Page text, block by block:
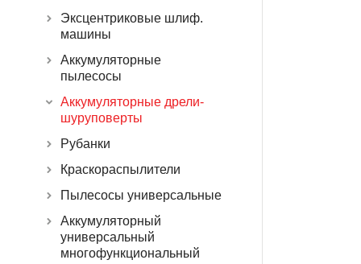
Эксцентриковые шлиф.
машины
Аккумуляторные
пылесосы
Аккумуляторные дрели-
шуруповерты
Рубанки
Краскораспылители
Пылесосы универсальные
Аккумуляторный
универсальный
многофункциональный